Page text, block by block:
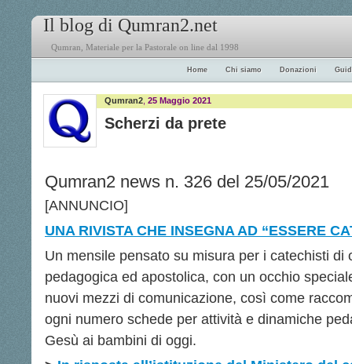
Il blog di Qumran2.net
Qumran, Materiale per la Pastorale on line dal 1998
Home Chi siamo Donazioni
Qumran2 25 Maggio 2021
Scherzi da prete
Qumran2 news n. 326 del 25/05/2021
[ANNUNCIO]
UNA RIVISTA CHE INSEGNA AD “ESSERE
Un mensile pensato su misura per i catechisti di
pedagogica ed apostolica, con un occhio
nuovi mezzi di comunicazione, così come
ogni numero schede per attività e dinamiche
Gesù ai bambini di oggi.